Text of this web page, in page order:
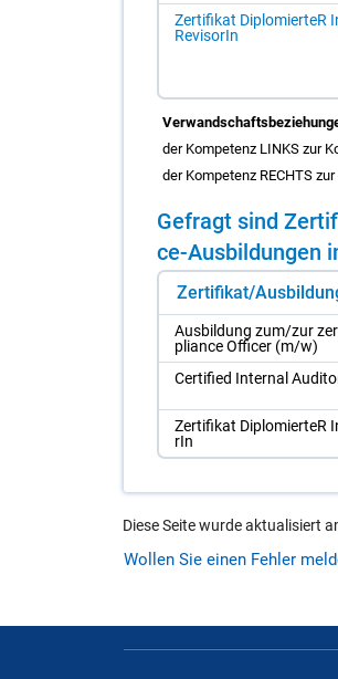
Zertifikat DiplomierteR
RevisorIn
der Kompetenz LINKS zur
der Kompetenz RECHTS
Ge­fragt sind
ce-Aus­bil­dun­gen
Zertifikat/
Aus­bil­dung zum/​zur
p­li­an­ce Of­fi­cer (m/​w)
Cer­ti­fied In­ter­nal
Zer­ti­fi­kat Di­plo­mier­teR
rIn
Diese Seite wurde aktualisiert
Wollen Sie einen Fehler